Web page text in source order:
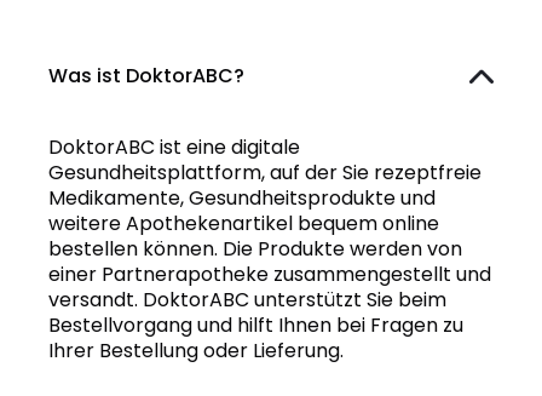
Was ist DoktorABC?
DoktorABC ist eine digitale
Gesundheitsplattform, auf der Sie rezeptfreie
Medikamente, Gesundheitsprodukte und
weitere Apothekenartikel bequem online
bestellen können. Die Produkte werden von
einer Partnerapotheke zusammengestellt und
versandt. DoktorABC unterstützt Sie beim
Bestellvorgang und hilft Ihnen bei Fragen zu
Ihrer Bestellung oder Lieferung.